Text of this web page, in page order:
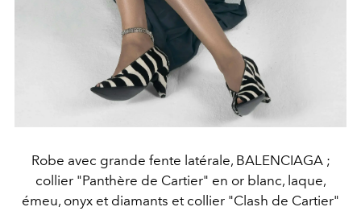
Robe avec grande fente latérale, BALENCIAGA ;
collier "Panthère de Cartier" en or blanc, laque,
émeu, onyx et diamants et collier "Clash de Cartier"